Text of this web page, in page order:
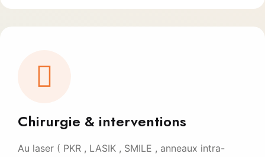
Chirurgie & interventions
Au laser ( PKR , LASIK , SMILE , anneaux intra-